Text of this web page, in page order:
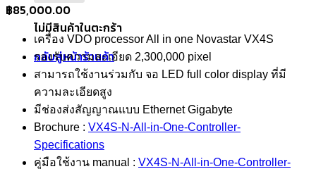
ไม่มีสินค้าในตะกร้า
กลับสู่หน้าร้านค้า
฿85,000.00
เครื่อง VDO processor All in one Novastar VX4S
รองรับความละเอียด 2,300,000 pixel
สามารถใช้งานร่วมกับ จอ LED full color display ที่มี
ความละเอียดสูง
มีช่องส่งสัญญาณแบบ Ethernet Gigabyte
Brochure : VX4S-N-All-in-One-Controller-
Specifications
คู่มือใช้งาน manual : VX4S-N-All-in-One-Controller-